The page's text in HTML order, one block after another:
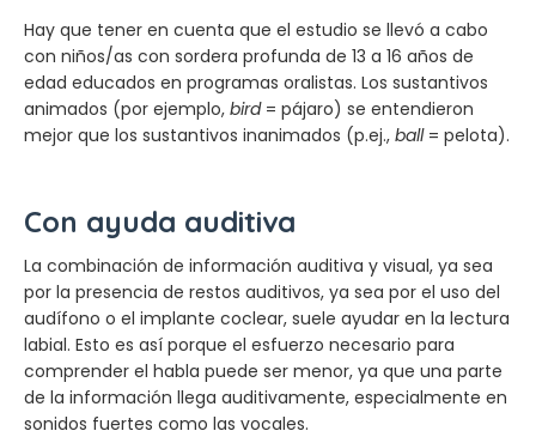
Hay que tener en cuenta que el estudio se llevó a cabo
con niños/as con sordera profunda de 13 a 16 años de
edad educados en programas oralistas. Los sustantivos
animados (por ejemplo, bird= pájaro) se entendieron
mejor que los sustantivos inanimados (p.ej., ball= pelota).
Con ayuda auditiva
La combinación de información auditiva y visual, ya sea
por la presencia de restos auditivos, ya sea por el uso del
audífono o el implante coclear, suele ayudar en la lectura
labial. Esto es así porque el esfuerzo necesario para
comprender el habla puede ser menor, ya que una parte
de la información llega auditivamente, especialmente en
sonidos fuertes como las vocales.